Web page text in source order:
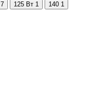
7 125 Вт 1 140 1